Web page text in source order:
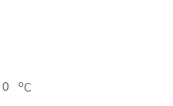
0 oC